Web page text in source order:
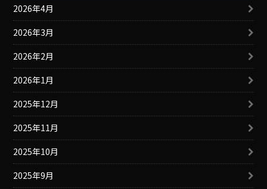
2026年4月
2026年3月
2026年2月
2026年1月
2025年12月
2025年11月
2025年10月
2025年9月